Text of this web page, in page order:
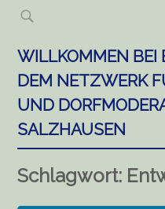
Skip
content
WILLKOMMEN BEI
DEM NETZWERK
UND
SALZHAUSEN
Schlagwort: